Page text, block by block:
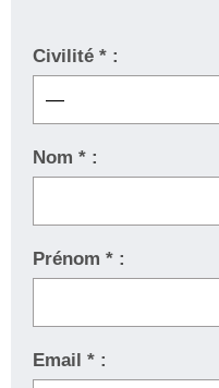
Civilité * :
Nom * :
Prénom * :
Email * :